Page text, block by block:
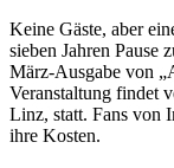
Keine Gäste, aber
sieben Jahren Pause
März-Ausgabe von
Veranstaltung findet
Linz, statt. Fans von
ihre Kosten.